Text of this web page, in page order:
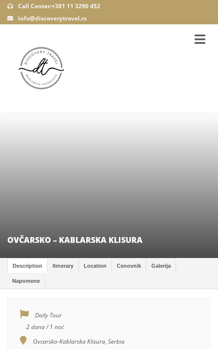
Call Center:+381 11 3290 452
info@discoverytravel.rs
OVČARSKO – KABLARSKA KLISURA
Description Itinerary Location Cenovnik Galerija
Napomene
Daily Tour
2 dana / 1 noć
Ovcarsko-Kablarska Klisura, Serbia